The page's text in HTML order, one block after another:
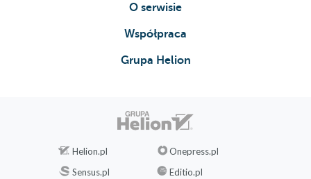
O serwisie
Współpraca
Grupa Helion
Helion.pl
Onepress.pl
Sensus.pl
Editio.pl